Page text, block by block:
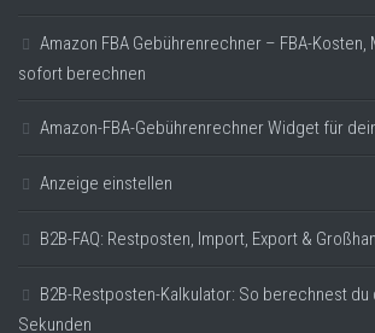
Amazon FBA Gebührenrechner – FBA-Kosten,
sofort berechnen
Amazon-FBA-Gebührenrechner Widget für
Anzeige einstellen
B2B-FAQ: Restposten, Import, Export &
B2B-Restposten-Kalkulator: So berechnest du
Sekunden